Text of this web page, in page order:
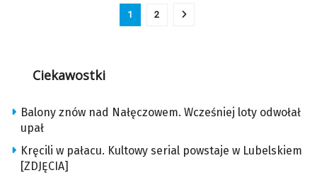
1 2
Ciekawostki
Balony znów nad Nałęczowem. Wcześniej loty odwołał
upał
Kręcili w pałacu. Kultowy serial powstaje w Lubelskiem
[ZDJĘCIA]